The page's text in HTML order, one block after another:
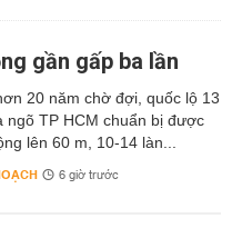
gần gấp ba lần
20 năm chờ đợi, quốc lộ 13
ngõ TP HCM chuẩn bị được
lên 60 m, 10-14 làn...
6 giờ trước